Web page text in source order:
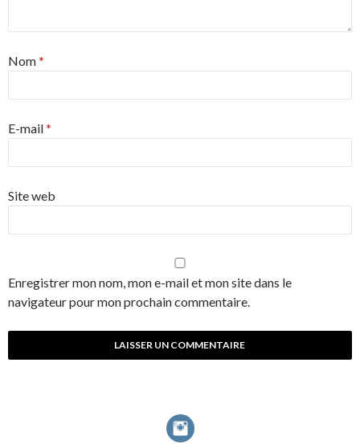
Nom*
E-mail*
Site web
Enregistrer mon nom, mon e-mail et mon site dans le
navigateur pour mon prochain commentaire.